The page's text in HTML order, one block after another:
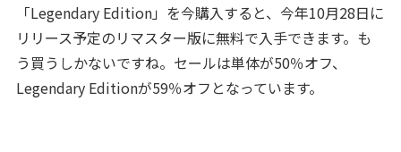
「Legendary Edition」を今購入すると、今年10月28日に
リリース予定のリマスター版に無料で入手できます。も
う買うしかないですね。セールは単体が50％オフ、
Legendary Editionが59％オフとなっています。